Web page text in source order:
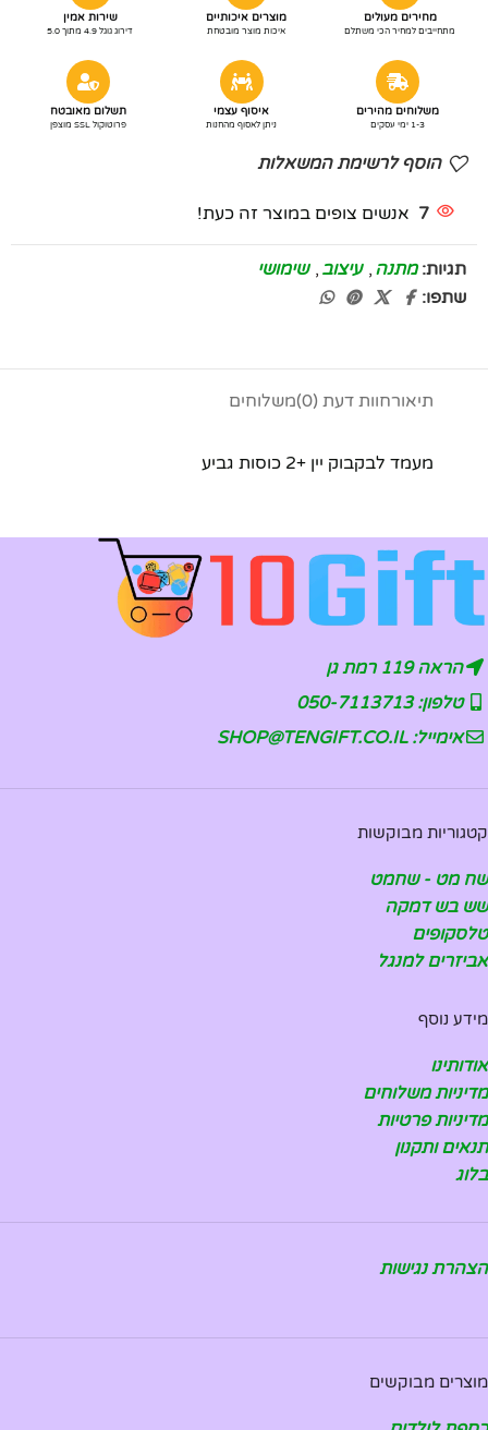
מחירים מעולים
מתחייבים למחיר הכי משתלם
מוצרים איכותיים
איכות מוצר מובטחת
שירות אמין
דירוג גוגל 4.9 מתוך 5.0
משלוחים מהירים
1-3 ימי עסקים
איסוף עצמי
ניתן לאסוף מהחנות
תשלום מאובטח
פרוטוקול SSL מוצפן
הוסף לרשימת המשאלות
7 אנשים צופים במוצר זה כעת!
תגיות: מתנה , עיצוב , שימושי
שתפו:
תיאורחוות דעת (0) משלוחים
מעמד לבקבוק יין +2 כוסות גביע
הראה 119 רמת גן
טלפון: 050-7113713
אימייל: SHOP@TENGIFT.CO.IL
קטגוריות מבוקשות
שח מט - שחמט
שש בש דמקה
טלסקופים
אביזרים למנגל
מידע נוסף
אודותינו
מדיניות משלוחים
מדיניות פרטיות
תנאים ותקנון
בלוג
הצהרת נגישות
מוצרים מבוקשים